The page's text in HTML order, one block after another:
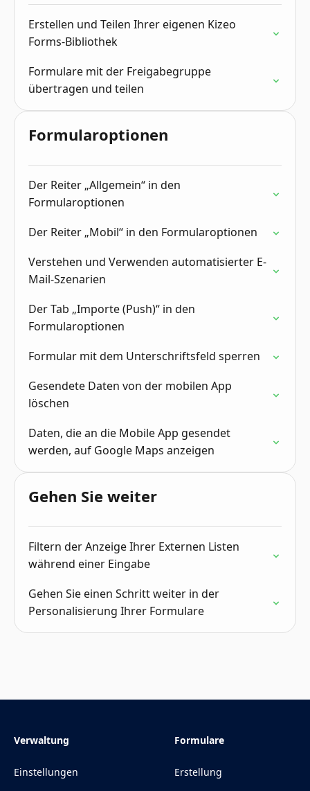
Erstellen und Teilen Ihrer eigenen Kizeo
Forms-Bibliothek
Formulare mit der Freigabegruppe
übertragen und teilen
Formularoptionen
Der Reiter „Allgemein“ in den
Formularoptionen
Der Reiter „Mobil“ in den Formularoptionen
Verstehen und Verwenden automatisierter E-
Mail-Szenarien
Der Tab „Importe (Push)“ in den
Formularoptionen
Formular mit dem Unterschriftsfeld sperren
Gesendete Daten von der mobilen App
löschen
Daten, die an die Mobile App gesendet
werden, auf Google Maps anzeigen
Gehen Sie weiter
Filtern der Anzeige Ihrer Externen Listen
während einer Eingabe
Gehen Sie einen Schritt weiter in der
Personalisierung Ihrer Formulare
Verwaltung
Einstellungen
Formulare
Erstellung